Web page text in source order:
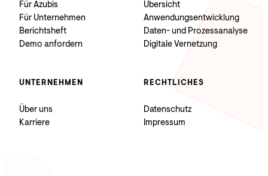
Für Azubis
Für Unternehmen
Berichtsheft
Demo anfordern
Übersicht
Anwendungsentwicklung
Daten- und Prozessanalyse
Digitale Vernetzung
UNTERNEHMEN
Über uns
Karriere
RECHTLICHES
Datenschutz
Impressum